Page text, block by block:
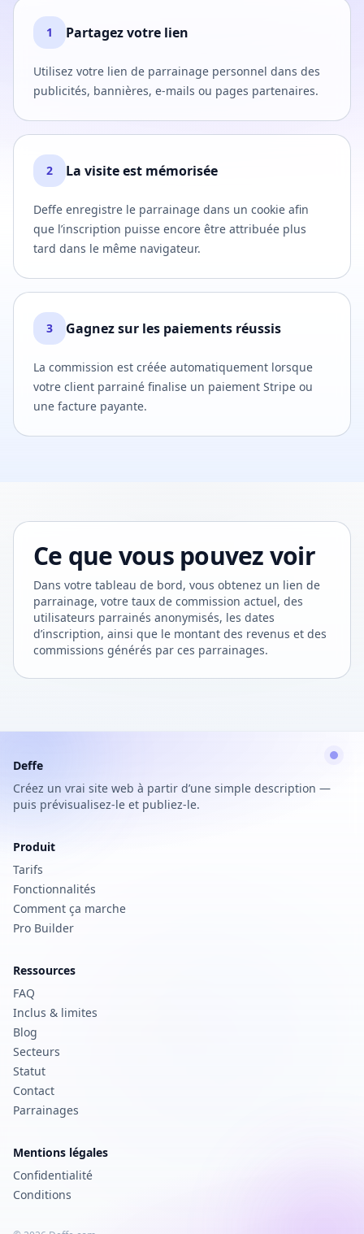
1 Partagez votre lien
Utilisez votre lien de parrainage personnel dans des
publicités, bannières, e-mails ou pages partenaires.
2 La visite est mémorisée
Deffe enregistre le parrainage dans un cookie afin
que l’inscription puisse encore être attribuée plus
tard dans le même navigateur.
3 Gagnez sur les paiements réussis
La commission est créée automatiquement lorsque
votre client parrainé finalise un paiement Stripe ou
une facture payante.
Ce que vous pouvez voir
Dans votre tableau de bord, vous obtenez un lien de
parrainage, votre taux de commission actuel, des
utilisateurs parrainés anonymisés, les dates
d’inscription, ainsi que le montant des revenus et des
commissions générés par ces parrainages.
Deffe
Créez un vrai site web à partir d’une simple description —
puis prévisualisez-le et publiez-le.
Produit
Tarifs
Fonctionnalités
Comment ça marche
Pro Builder
Ressources
FAQ
Inclus & limites
Blog
Secteurs
Statut
Contact
Parrainages
Mentions légales
Confidentialité
Conditions